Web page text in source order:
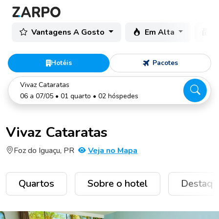
Vantagens A Gosto Em Alta
Hotéis Pacotes
Vivaz Cataratas
06 a 07/05 • 01 quarto • 02 hóspedes
Vivaz Cataratas
Foz do Iguaçu, PR Veja no Mapa
Quartos Sobre o hotel